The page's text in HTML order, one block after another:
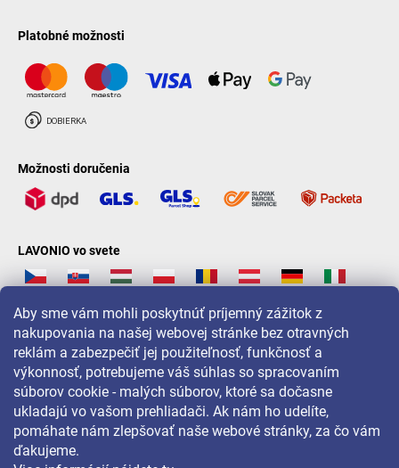
Aby sme vám mohli poskytnúť príjemný zážitok z
nakupovania na našej webovej stránke bez otravných
reklám a zabezpečiť jej použiteľnosť, funkčnosť a
výkonnosť, potrebujeme váš súhlas so spracovaním
súborov cookie - malých súborov, ktoré sa dočasne
ukladajú vo vašom prehliadači. Ak nám ho udelíte,
pomáhate nám zlepšovať naše webové stránky, za čo vám
ďakujeme.
Platobné možnosti
Možnosti doručenia
LAVONIO vo svete
Pre akcie, súťaže a zľavy nás sledujte na: